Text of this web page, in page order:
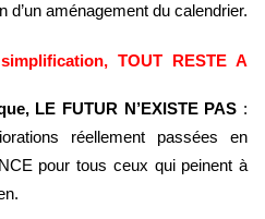
d’un aménagement du calendrier.
TOUT RESTE A
LE FUTUR N’EXISTE PAS :
réellement passées en
pour tous ceux qui peinent à